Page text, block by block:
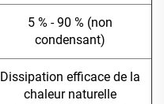
5 % - 90 % (non
condensant)
Dissipation efficace de la
chaleur naturelle